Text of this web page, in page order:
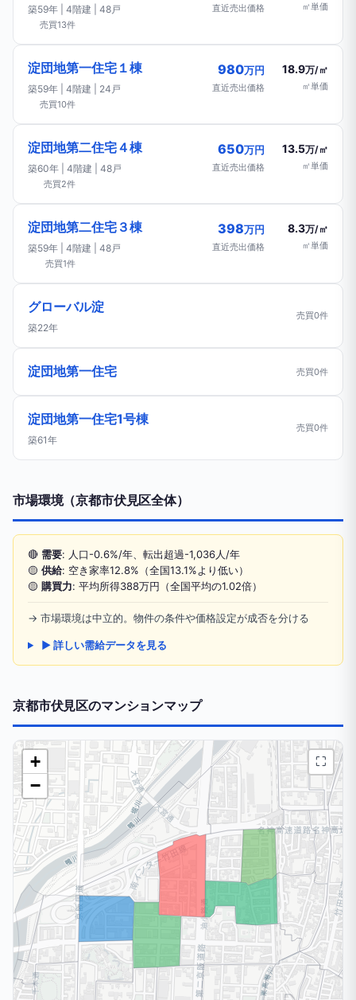
築59年 | 4階建 | 48戸 直近売出価格
㎡単価
売買13件
淀団地第一住宅１棟
築59年 | 4階建 | 24戸
980万円
直近売出価格
18.9万/㎡
㎡単価
売買10件
淀団地第二住宅４棟
築60年 | 4階建 | 48戸
650万円
直近売出価格
13.5万/㎡
㎡単価
売買2件
淀団地第二住宅３棟
築59年 | 4階建 | 48戸
398万円
直近売出価格
8.3万/㎡
㎡単価
売買1件
グローバル淀
築22年
売買0件
淀団地第一住宅 売買0件
淀団地第一住宅1号棟
築61年
売買0件
市場環境（京都市伏見区全体）
🔴 需要: 人口-0.6%/年、転出超過-1,036人/年
🟡 供給: 空き家率12.8%（全国13.1%より低い）
🟡 購買力: 平均所得388万円（全国平均の1.02倍）
→ 市場環境は中立的。物件の条件や価格設定が成否を分ける
▶ 詳しい需給データを見る
京都市伏見区のマンションマップ
+
−
⛶